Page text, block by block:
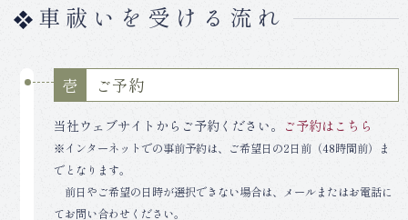
車祓いを受ける流れ
壱 ご予約
当社ウェブサイトからご予約ください。 ご予約はこちら
※インターネットでの事前予約は、ご希望日の2日前（48時間前）ま
でとなります。
前日やご希望の日時が選択できない場合は、メールまたはお電話に
てお問い合わせください。